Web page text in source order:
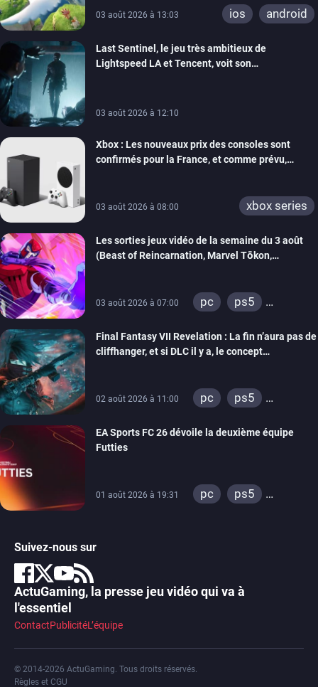
03 août 2026 à 13:03 ios android
Last Sentinel, le jeu très ambitieux de
Lightspeed LA et Tencent, voit son
03 août 2026 à 12:10
Xbox : Les nouveaux prix des consoles sont
confirmés pour la France, et comme prévu,
03 août 2026 à 08:00 xbox series
Les sorties jeux vidéo de la semaine du 3 août
(Beast of Reincarnation, Marvel Tōkon,
03 août 2026 à 07:00 pc
ps5
switch
ps4
xbox one
Final Fantasy VII Revelation : La fin n’aura pas de
cliffhanger, et si DLC il y a, le concept
02 août 2026 à 11:00 pc
ps5
switch 2
EA Sports FC 26 dévoile la deuxième équipe
Futties
01 août 2026 à 19:31 pc
ps5
Suivez-nous sur
ActuGaming, la presse jeu vidéo qui va à
l'essentiel
ContactPublicitéL’équipe
© 2014-2026 ActuGaming. Tous droits réservés.
Règles et CGU